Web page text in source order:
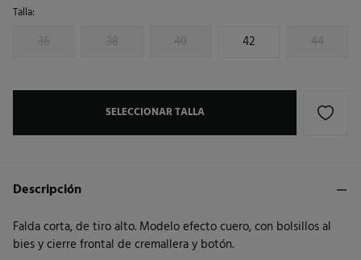
Talla:
36 38 40 42 44
SELECCIONAR TALLA
Descripción
Falda corta, de tiro alto. Modelo efecto cuero, con bolsillos al
bies y cierre frontal de cremallera y botón.